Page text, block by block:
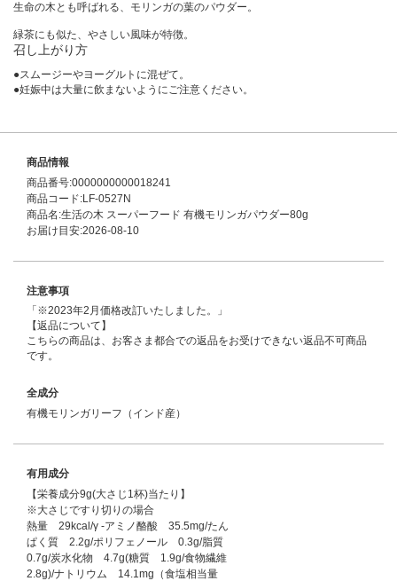
生命の木とも呼ばれる、モリンガの葉のパウダー。
緑茶にも似た、やさしい風味が特徴。
召し上がり方
●スムージーやヨーグルトに混ぜて。
●妊娠中は大量に飲まないようにご注意ください。
商品情報
商品番号:0000000000018241
商品コード:LF-0527N
商品名:生活の木 スーパーフード 有機モリンガパウダー80g
お届け目安:2026-08-10
注意事項
「※2023年2月価格改訂いたしました。」
【返品について】
こちらの商品は、お客さま都合での返品をお受けできない返品不可商品
です。
全成分
有機モリンガリーフ（インド産）
有用成分
【栄養成分9g(大さじ1杯)当たり】
※大さじですり切りの場合
熱量 29kcal/γ ‐アミノ酪酸 35.5mg/たん
ぱく質 2.2g/ポリフェノール 0.3g/脂質
0.7g/炭水化物 4.7g(糖質 1.9g/食物繊維
2.8g)/ナトリウム 14.1mg（食塩相当量